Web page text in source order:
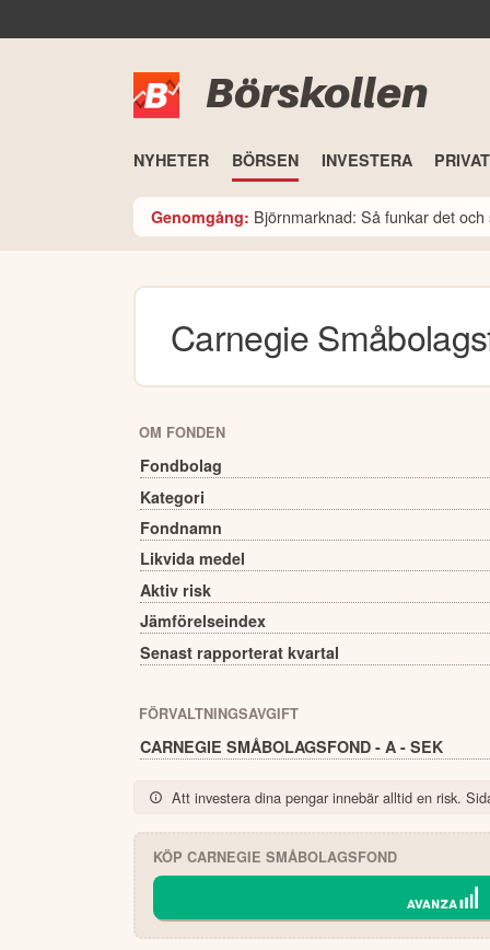
Börskollen
NYHETER BÖRSEN INVESTERA
Genomgång: Björnmarknad: Så funkar det
Carnegie
OM FONDEN
Fondbolag
Kategori
Fondnamn
Likvida medel
Aktiv risk
Jämförelseindex
Senast rapporterat kvartal
FÖRVALTNINGSAVGIFT
CARNEGIE SMÅBOLAGSFOND - A - SEK
Att investera dina pengar innebär alltid en risk.
KÖP CARNEGIE SMÅBOLAGSFOND